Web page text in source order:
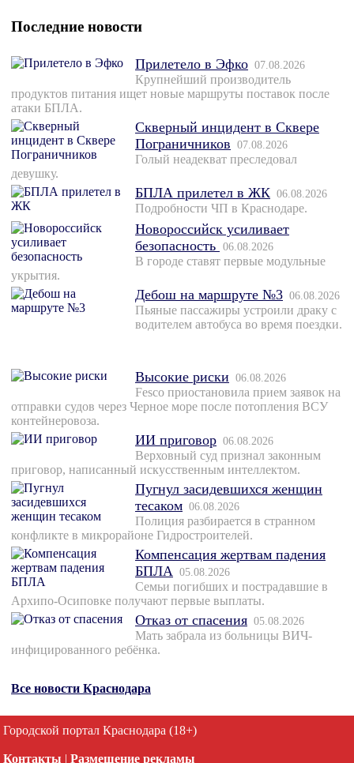
Последние новости
Прилетело в Эфко 07.08.2026
Крупнейший производитель
продуктов питания ищет новые маршруты поставок после
атаки БПЛА.
Скверный инцидент в Сквере
Пограничников 07.08.2026
Голый неадекват преследовал
девушку.
БПЛА прилетел в ЖК 06.08.2026
Подробности ЧП в Краснодаре.
Новороссийск усиливает
безопасность 06.08.2026
В городе ставят первые модульные
укрытия.
Дебош на маршруте №3 06.08.2026
Пьяные пассажиры устроили драку с
водителем автобуса во время поездки.
Высокие риски 06.08.2026
Fesco приостановила прием заявок на
отправки судов через Черное море после потопления ВСУ
контейнеровоза.
ИИ приговор 06.08.2026
Верховный суд признал законным
приговор, написанный искусственным интеллектом.
Пугнул засидевшихся женщин
тесаком 06.08.2026
Полиция разбирается в странном
конфликте в микрорайоне Гидростроителей.
Компенсация жертвам падения
БПЛА
05.08.2026
Семьи погибших и пострадавшие в
Архипо-Осиповке получают первые выплаты.
Отказ от спасения 05.08.2026
Мать забрала из больницы ВИЧ-
инфицированного ребёнка.
Все новости Краснодара
Городской портал Краснодара (18+)
Контакты | Размещение рекламы